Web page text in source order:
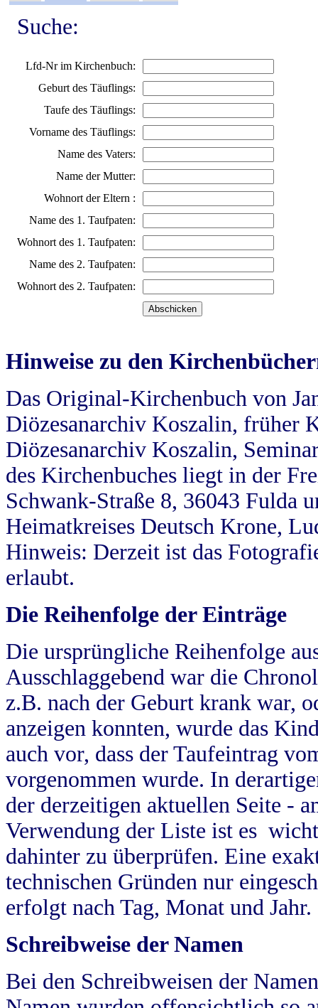
Suche:
Lfd-Nr im Kirchenbuch:
Geburt des Täuflings:
Taufe des Täuflings:
Vorname des Täuflings:
Name des Vaters:
Name der Mutter:
Wohnort der Eltern :
Name des 1. Taufpaten:
Wohnort des 1. Taufpaten:
Name des 2. Taufpaten:
Wohnort des 2. Taufpaten:
Hinweise zu den
Das Original-Kirchenbuch von
Diözesanarchiv Koszalin, früher
Diözesanarchiv Koszalin,
des Kirchenbuches liegt in der
Schwank-Straße 8, 36043 Fulda
Heimatkreises Deutsch Krone,
Hinweis: Derzeit ist das
erlaubt.
Die Reihenfolge der Einträge
Die ursprüngliche Reihenfolge
Ausschlaggebend war die
z.B. nach der Geburt krank war,
anzeigen konnten, wurde das
auch vor, dass der Taufeintrag
vorgenommen wurde. In
der derzeitigen aktuellen Seite -
Verwendung der Liste ist es
dahinter zu überprüfen. Eine
technischen Gründen nur
erfolgt nach Tag, Monat und Jahr.
Schreibweise der Namen
Bei den Schreibweisen der